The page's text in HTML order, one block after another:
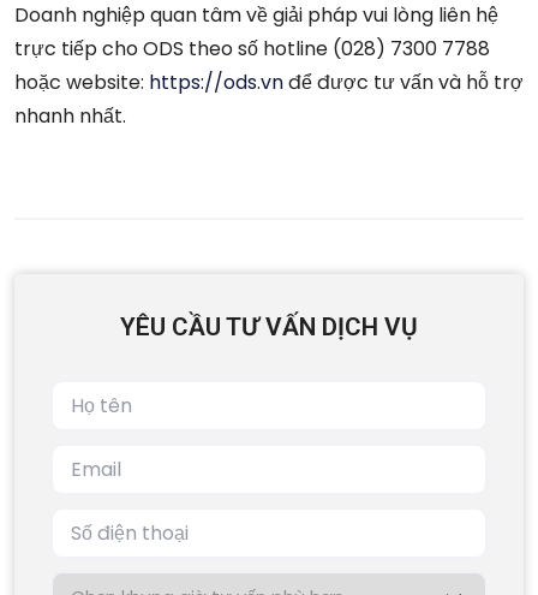
Doanh nghiệp quan tâm về giải pháp vui lòng liên hệ
trực tiếp cho ODS theo số hotline (028) 7300 7788
hoặc website: https://ods.vnđể được tư vấn và hỗ trợ
nhanh nhất.
YÊU CẦU TƯ VẤN DỊCH VỤ